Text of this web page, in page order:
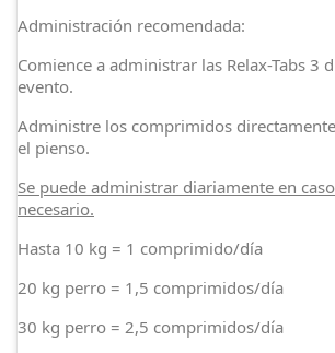
Administración recomendada:
Comience a administrar las Relax-Tabs 3
evento.
Administre los comprimidos
el pienso.
Se puede administrar diariamente en
necesario.
Hasta 10 kg = 1 comprimido/día
20 kg perro = 1,5 comprimidos/día
30 kg perro = 2,5 comprimidos/día